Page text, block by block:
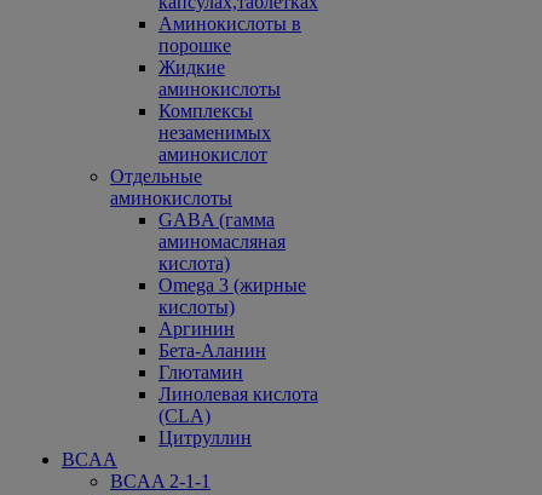
Аминокислоты в
порошке
Жидкие
аминокислоты
Комплексы
незаменимых
аминокислот
Отдельные
аминокислоты
GABA (гамма
аминомасляная
кислота)
Omega 3 (жирные
кислоты)
Аргинин
Бета-Аланин
Глютамин
Линолевая кислота
(CLA)
Цитруллин
BCAA
BCAA 2-1-1